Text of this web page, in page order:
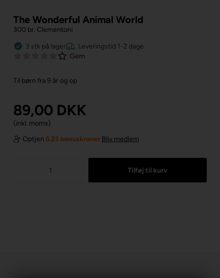
The Wonderful Animal World
300 br. Clementoni
3 stk på lager
Leveringstid 1-2 dage
Gem
Til børn fra 9 år og op
89,00 DKK
(inkl. moms)
Optjen 6.23 bonuskroner Bliv medlem